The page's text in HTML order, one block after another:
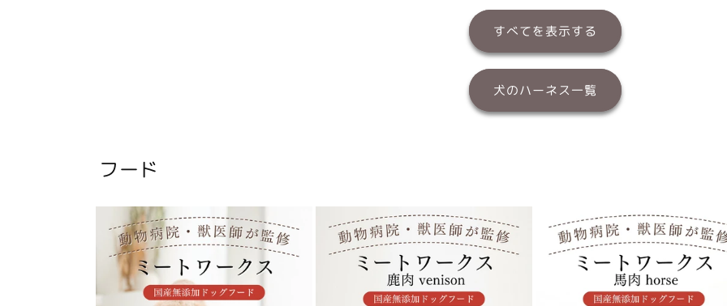
格
すべてを表示する
犬のハーネス一覧
フード